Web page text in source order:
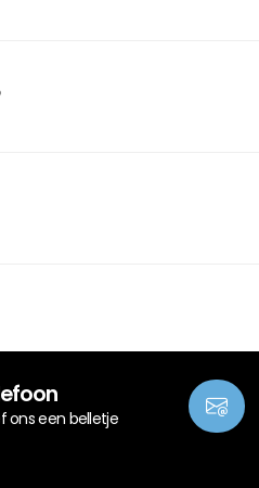
ons een belletje